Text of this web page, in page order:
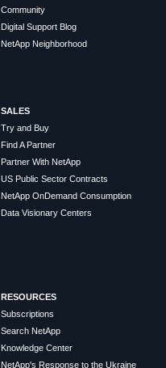
Community
Digital Support Blog
NetApp Neighborhood
SALES
Try and Buy
Find A Partner
Partner With NetApp
US Public Sector Contracts
NetApp OnDemand Consumption
Data Visionary Centers
RESOURCES
Subscriptions
Search NetApp
Knowledge Center
NetApp's Response to the Ukraine